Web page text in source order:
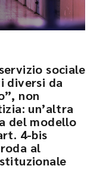
sociale
diversi da
non
un’altra
del modello
4-bis
al